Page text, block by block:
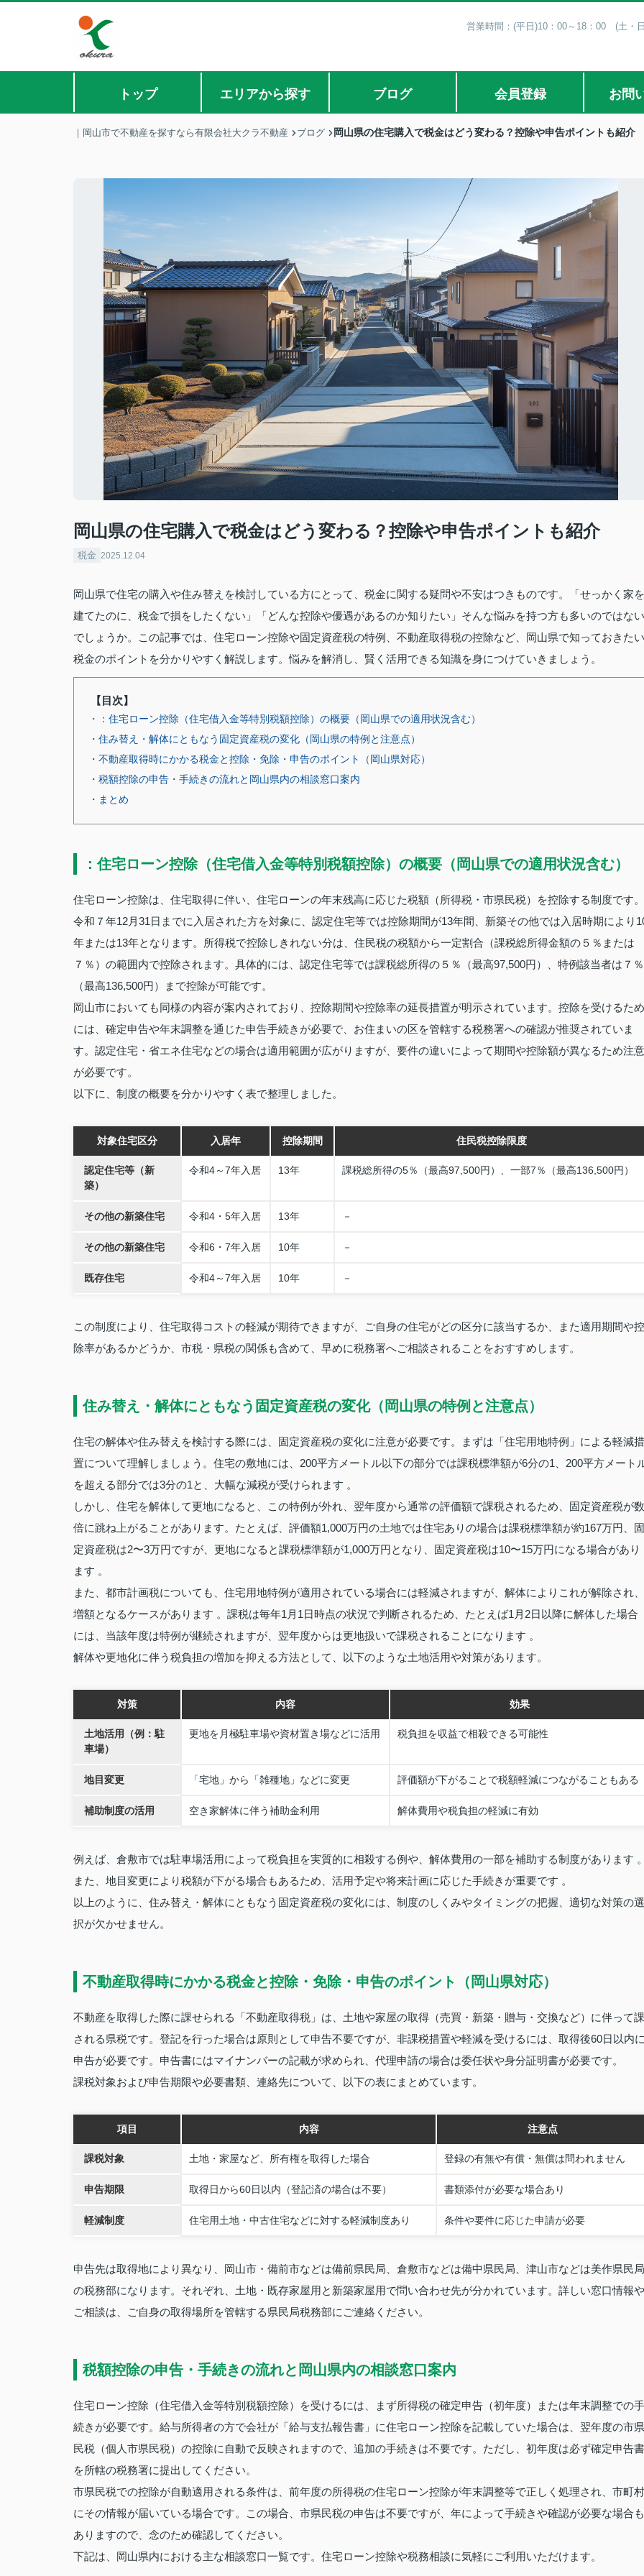
営業時間：(平日)10：00～18：00 (土・
トップ エリアから探す ブログ 会員登録 お問
｜岡山市で不動産を探すなら有限会社大クラ不動産 ブログ 岡山県の住宅購入で税金はどう変わる？控除や申告ポイントも紹介
岡山県の住宅購入で税金はどう変わる？控除や申告ポイントも紹介
税金 2025.12.04
岡山県で住宅の購入や住み替えを検討している方にとって、税金に関する疑問や不安はつきものです。「せっかく家を
建てたのに、税金で損をしたくない」「どんな控除や優遇があるのか知りたい」そんな悩みを持つ方も多いのではない
でしょうか。この記事では、住宅ローン控除や固定資産税の特例、不動産取得税の控除など、岡山県で知っておきたい
税金のポイントを分かりやすく解説します。悩みを解消し、賢く活用できる知識を身につけていきましょう。
【目次】
・：住宅ローン控除（住宅借入金等特別税額控除）の概要（岡山県での適用状況含む）
・住み替え・解体にともなう固定資産税の変化（岡山県の特例と注意点）
・不動産取得時にかかる税金と控除・免除・申告のポイント（岡山県対応）
・税額控除の申告・手続きの流れと岡山県内の相談窓口案内
・まとめ
：住宅ローン控除（住宅借入金等特別税額控除）の概要（岡山県での適用状況含む）
住宅ローン控除は、住宅取得に伴い、住宅ローンの年末残高に応じた税額（所得税・市県民税）を控除する制度です。
令和７年12月31日までに入居された方を対象に、認定住宅等では控除期間が13年間、新築その他では入居時期により
年または13年となります。所得税で控除しきれない分は、住民税の税額から一定割合（課税総所得金額の５％または
７％）の範囲内で控除されます。具体的には、認定住宅等では課税総所得の５％（最高97,500円）、特例該当者は７％
（最高136,500円）まで控除が可能です。
岡山市においても同様の内容が案内されており、控除期間や控除率の延長措置が明示されています。控除を受けるため
には、確定申告や年末調整を通じた申告手続きが必要で、お住まいの区を管轄する税務署への確認が推奨されていま
す。認定住宅・省エネ住宅などの場合は適用範囲が広がりますが、要件の違いによって期間や控除額が異なるため注意
が必要です。
以下に、制度の概要を分かりやすく表で整理しました。
対象住宅区分 入居年 控除期間 住民税控除限度
認定住宅等（新
築）
令和4～7年入居 13年 課税総所得の5％（最高97,500円）、一部7％（最高136,500円）
その他の新築住宅 令和4・5年入居 13年 －
その他の新築住宅 令和6・7年入居 10年 －
既存住宅 令和4～7年入居 10年 －
この制度により、住宅取得コストの軽減が期待できますが、ご自身の住宅がどの区分に該当するか、また適用期間や控
除率があるかどうか、市税・県税の関係も含めて、早めに税務署へご相談されることをおすすめします。
住み替え・解体にともなう固定資産税の変化（岡山県の特例と注意点）
住宅の解体や住み替えを検討する際には、固定資産税の変化に注意が必要です。まずは「住宅用地特例」による軽減措
置について理解しましょう。住宅の敷地には、200平方メートル以下の部分では課税標準額が6分の1、200平方メート
を超える部分では3分の1と、大幅な減税が受けられます 。
しかし、住宅を解体して更地になると、この特例が外れ、翌年度から通常の評価額で課税されるため、固定資産税が数
倍に跳ね上がることがあります。たとえば、評価額1,000万円の土地では住宅ありの場合は課税標準額が約167万円、固
定資産税は2〜3万円ですが、更地になると課税標準額が1,000万円となり、固定資産税は10〜15万円になる場合があり
ます 。
また、都市計画税についても、住宅用地特例が適用されている場合には軽減されますが、解体によりこれが解除され、
増額となるケースがあります 。課税は毎年1月1日時点の状況で判断されるため、たとえば1月2日以降に解体した場合
には、当該年度は特例が継続されますが、翌年度からは更地扱いで課税されることになります 。
解体や更地化に伴う税負担の増加を抑える方法として、以下のような土地活用や対策があります。
対策 内容 効果
土地活用（例：駐
車場）
更地を月極駐車場や資材置き場などに活用 税負担を収益で相殺できる可能性
地目変更 「宅地」から「雑種地」などに変更 評価額が下がることで税額軽減につながることもある
補助制度の活用 空き家解体に伴う補助金利用 解体費用や税負担の軽減に有効
例えば、倉敷市では駐車場活用によって税負担を実質的に相殺する例や、解体費用の一部を補助する制度があります
また、地目変更により税額が下がる場合もあるため、活用予定や将来計画に応じた手続きが重要です 。
以上のように、住み替え・解体にともなう固定資産税の変化には、制度のしくみやタイミングの把握、適切な対策の選
択が欠かせません。
不動産取得時にかかる税金と控除・免除・申告のポイント（岡山県対応）
不動産を取得した際に課せられる「不動産取得税」は、土地や家屋の取得（売買・新築・贈与・交換など）に伴って課
される県税です。登記を行った場合は原則として申告不要ですが、非課税措置や軽減を受けるには、取得後60日以内
申告が必要です。申告書にはマイナンバーの記載が求められ、代理申請の場合は委任状や身分証明書が必要です。
課税対象および申告期限や必要書類、連絡先について、以下の表にまとめています。
項目 内容 注意点
課税対象 土地・家屋など、所有権を取得した場合 登録の有無や有償・無償は問われません
申告期限 取得日から60日以内（登記済の場合は不要） 書類添付が必要な場合あり
軽減制度 住宅用土地・中古住宅などに対する軽減制度あり 条件や要件に応じた申請が必要
申告先は取得地により異なり、岡山市・備前市などは備前県民局、倉敷市などは備中県民局、津山市などは美作県民局
の税務部になります。それぞれ、土地・既存家屋用と新築家屋用で問い合わせ先が分かれています。詳しい窓口情報や
ご相談は、ご自身の取得場所を管轄する県民局税務部にご連絡ください。
税額控除の申告・手続きの流れと岡山県内の相談窓口案内
住宅ローン控除（住宅借入金等特別税額控除）を受けるには、まず所得税の確定申告（初年度）または年末調整での手
続きが必要です。給与所得者の方で会社が「給与支払報告書」に住宅ローン控除を記載していた場合は、翌年度の市県
民税（個人市県民税）の控除に自動で反映されますので、追加の手続きは不要です。ただし、初年度は必ず確定申告書
を所轄の税務署に提出してください。
市県民税での控除が自動適用される条件は、前年度の所得税の住宅ローン控除が年末調整等で正しく処理され、市町村
にその情報が届いている場合です。この場合、市県民税の申告は不要ですが、年によって手続きや確認が必要な場合も
ありますので、念のため確認してください。
下記は、岡山県内における主な相談窓口一覧です。住宅ローン控除や税務相談に気軽にご利用いただけます。